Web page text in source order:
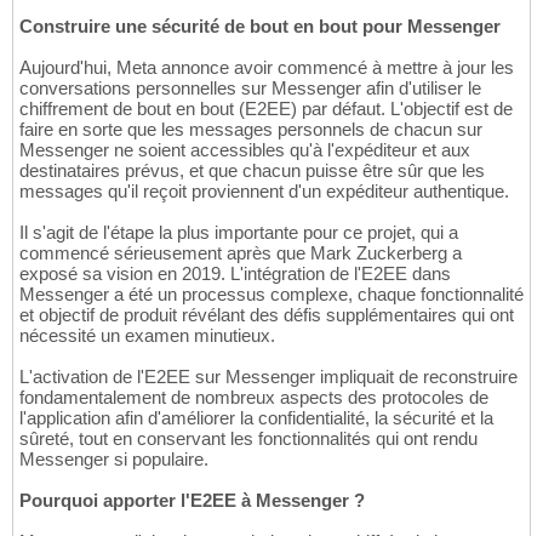
Construire une sécurité de bout en bout pour Messenger
Aujourd'hui, Meta annonce avoir commencé à mettre à jour les
conversations personnelles sur Messenger afin d'utiliser le
chiffrement de bout en bout (E2EE) par défaut. L'objectif est de
faire en sorte que les messages personnels de chacun sur
Messenger ne soient accessibles qu'à l'expéditeur et aux
destinataires prévus, et que chacun puisse être sûr que les
messages qu'il reçoit proviennent d'un expéditeur authentique.
Il s'agit de l'étape la plus importante pour ce projet, qui a
commencé sérieusement après que Mark Zuckerberg a
exposé sa vision en 2019. L'intégration de l'E2EE dans
Messenger a été un processus complexe, chaque fonctionnalité
et objectif de produit révélant des défis supplémentaires qui ont
nécessité un examen minutieux.
L'activation de l'E2EE sur Messenger impliquait de reconstruire
fondamentalement de nombreux aspects des protocoles de
l'application afin d'améliorer la confidentialité, la sécurité et la
sûreté, tout en conservant les fonctionnalités qui ont rendu
Messenger si populaire.
Pourquoi apporter l'E2EE à Messenger ?